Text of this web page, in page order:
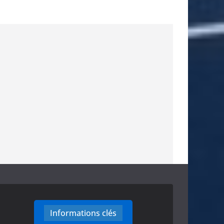
Informations clés